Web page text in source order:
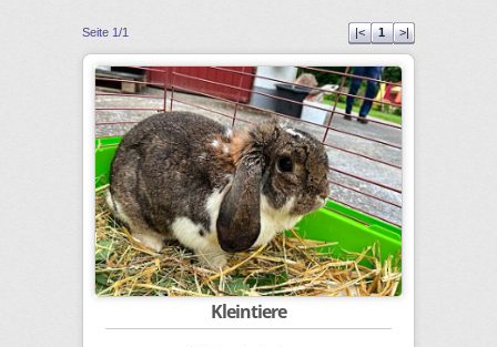
Seite 1/1 |< 1 >|
Kleintiere